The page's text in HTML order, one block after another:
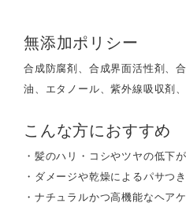
無添加ポリシー
合成防腐剤、合成界面活性剤、
油、エタノール、紫外線吸収剤
こんな方におすすめ
・髪のハリ・コシやツヤの低下
・ダメージや乾燥によるパサつ
・ナチュラルかつ高機能なヘア